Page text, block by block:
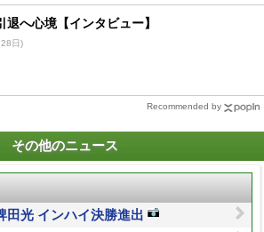
退へ心境【インタビュー】
日)
Recommended by
その他のニュース
田光 インハイ決勝進出